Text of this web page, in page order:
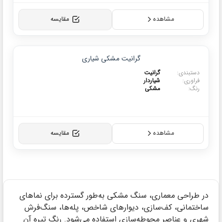
گرانیت مشکی شیاری
گرانیت
شیاردار
مشکی
معماری، سنگ مشکی به‌طور گسترده برای نماهای
کف‌سازی، دیوارهای شاخص، پله‌ها، سنگ‌فرش
محوطه‌سازی استفاده می‌شود. رنگ تیره آن